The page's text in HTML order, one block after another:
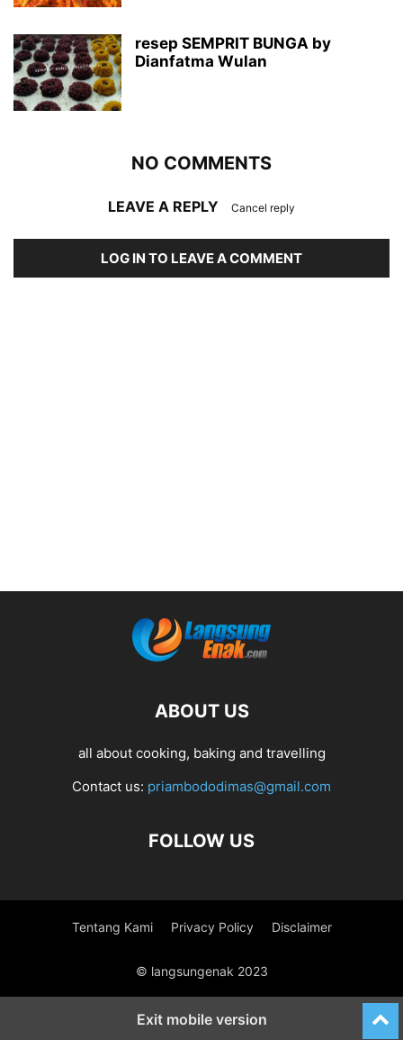
resep SEMPRIT BUNGA by
Dianfatma Wulan
NO COMMENTS
LEAVE A REPLY Cancel reply
LOG IN TO LEAVE A COMMENT
ABOUT US
all about cooking, baking and travelling
Contact us: priambododimas@gmail.com
FOLLOW US
Tentang Kami Privacy Policy Disclaimer
© langsungenak 2023
Exit mobile version